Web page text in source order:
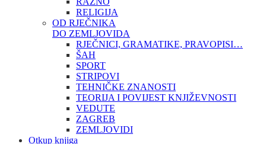
RELIGIJA
OD RJEČNIKA
DO ZEMLJOVIDA
RJEČNICI, GRAMATIKE, PRAVOPISI…
ŠAH
SPORT
STRIPOVI
TEHNIČKE ZNANOSTI
TEORIJA I POVIJEST KNJIŽEVNOSTI
VEDUTE
ZAGREB
ZEMLJOVIDI
Otkup knjiga